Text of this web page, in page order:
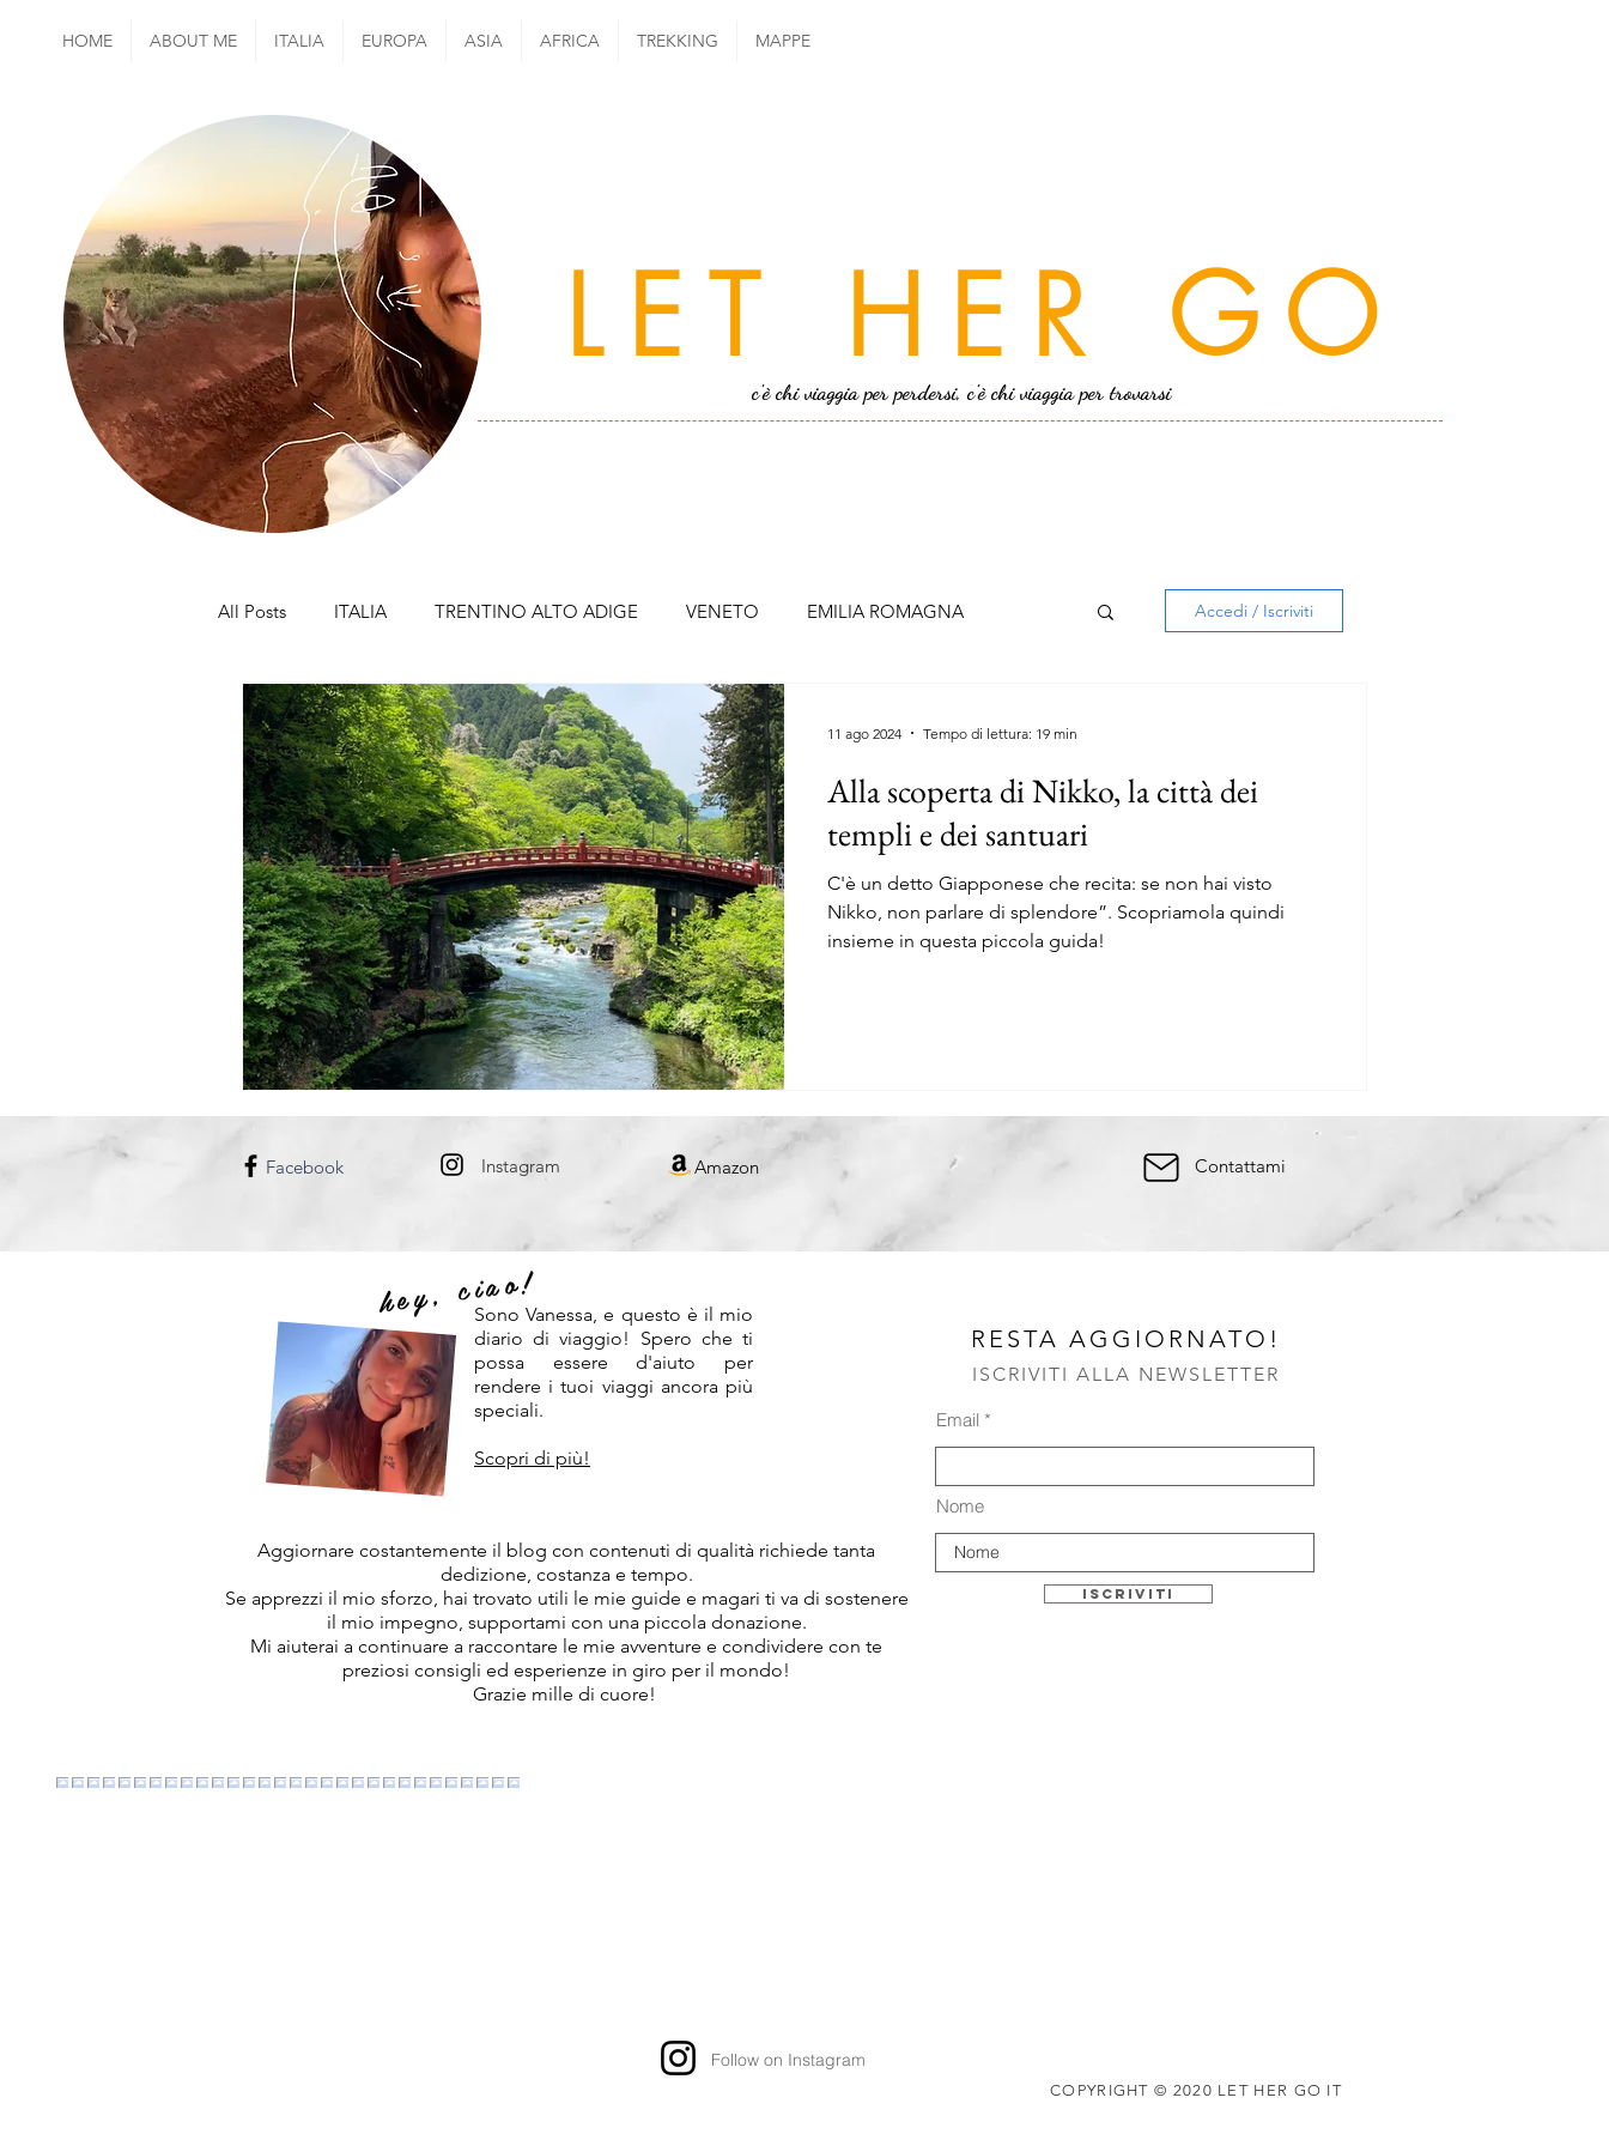
HOME ABOUT ME ITALIA EUROPA ASIA AFRICA TREKKING MAPPE
LET HER GO
c'è chi viaggia per perdersi, c'è chi viaggia per trovarsi
All Posts ITALIA TRENTINO ALTO ADIGE VENETO EMILIA ROMAGNA
TOSCANA MARCHE ABRUZZO UMBRIA LAZIO
SICILIA SPAGNA BARCELLONA SIVIGLIA FORMENTERA TENERIFE
LANZAROTE PORTOGALLO PORTOGALLO continentale ISOLE AZZORRE
MADEIRA FRANCIA PARIGI ALSAZIA PAESI BASSI
DANIMARCA UNGHERIA REPUBBLICA CECA
Accedi / Iscriviti
Alla scoperta di Nikko, la città dei
templi e dei santuari
C'è un detto Giapponese che recita: se non hai visto
Nikko, non parlare di splendore”. Scopriamola quindi
insieme in questa piccola guida!
11 ago 2024 Tempo di lettura: 19 min
Facebook Instagram Amazon Contattami
hey, ciao!Sono Vanessa, e questo è il mio
diario di viaggio! Spero che ti
possa essere d'aiuto per
rendere i tuoi viaggi ancora più
speciali.
Scopri di più!
RESTA AGGIORNATO!
ISCRIVITI ALLA NEWSLETTER
Email
Nome
Iscriviti
Aggiornare costantemente il blog con contenuti di qualità richiede tanta
dedizione, costanza e tempo.
Se apprezzi il mio sforzo, hai trovato utili le mie guide e magari ti va di sostenere
il mio impegno, supportami con una piccola donazione.
Mi aiuterai a continuare a raccontare le mie avventure e condividere con te
preziosi consigli ed esperienze in giro per il mondo!
Grazie mille di cuore!
Follow on Instagram
COPYRIGHT © 2020 LET HER GO IT